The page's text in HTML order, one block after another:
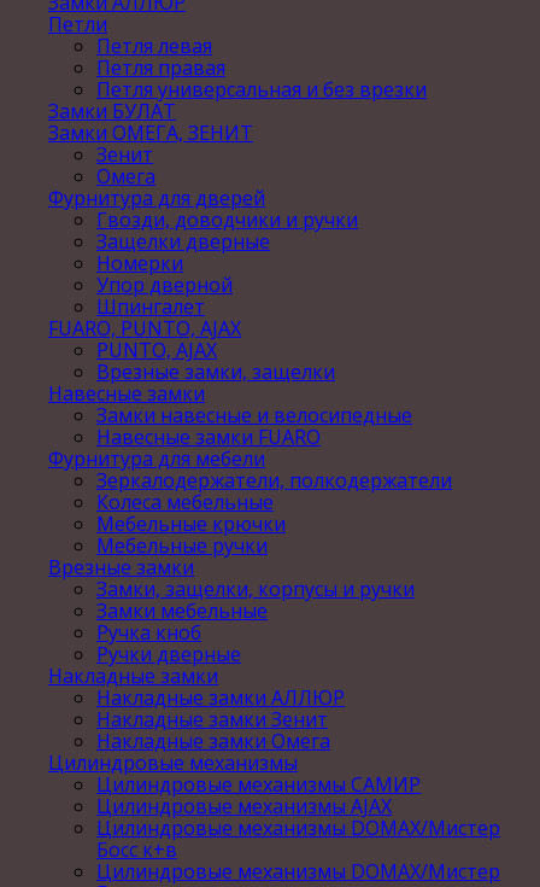
Петли
Петля левая
Петля правая
Петля универсальная и без врезки
Замки БУЛАТ
Замки ОМЕГА, ЗЕНИТ
Зенит
Омега
Фурнитура для дверей
Гвозди, доводчики и ручки
Защелки дверные
Номерки
Упор дверной
Шпингалет
FUARO, PUNTO, AJAX
PUNTO, AJAX
Врезные замки, защелки
Навесные замки
Замки навесные и велосипедные
Навесные замки FUARO
Фурнитура для мебели
Зеркалодержатели, полкодержатели
Колеса мебельные
Мебельные крючки
Мебельные ручки
Врезные замки
Замки, защелки, корпусы и ручки
Замки мебельные
Ручка кноб
Ручки дверные
Накладные замки
Накладные замки АЛЛЮР
Накладные замки Зенит
Накладные замки Омега
Цилиндровые механизмы
Цилиндровые механизмы САМИР
Цилиндровые механизмы AJAX
Цилиндровые механизмы DOMAX/Мистер
Босс к+в
Цилиндровые механизмы DOMAX/Мистер